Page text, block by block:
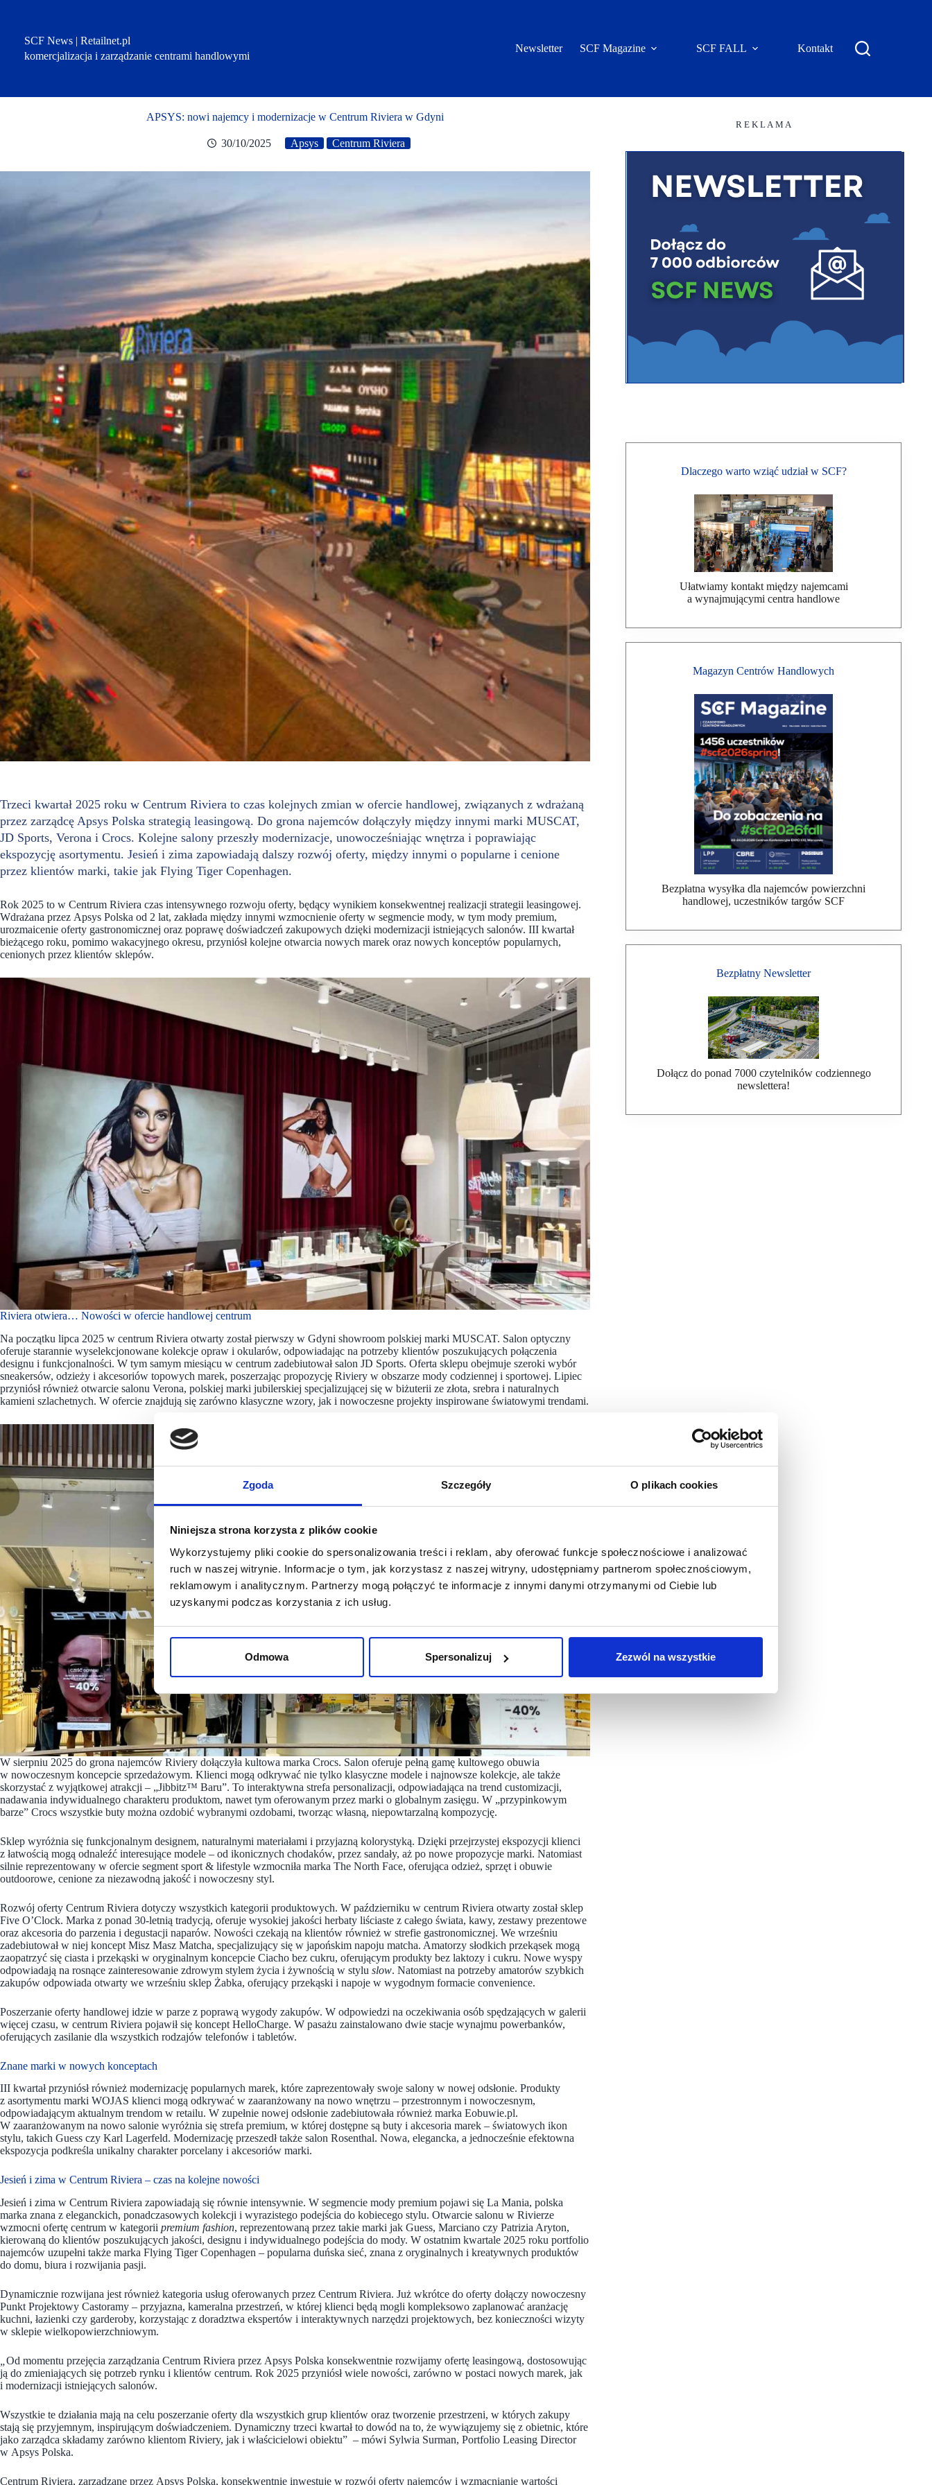
Zgoda Szczegóły O plikach cookies
Niniejsza strona korzysta z plików cookie
Wykorzystujemy pliki cookie do spersonalizowania treści i reklam, aby oferować funkcje społecznościowe i analizować
ruch w naszej witrynie. Informacje o tym, jak korzystasz z naszej witryny, udostępniamy partnerom społecznościowym,
reklamowym i analitycznym. Partnerzy mogą połączyć te informacje z innymi danymi otrzymanymi od Ciebie lub
uzyskanymi podczas korzystania z ich usług.
Odmowa Spersonalizuj Zezwól na wszystkie
SCF News | Retailnet.pl
komercjalizacja i zarządzanie centrami handlowymi
Newsletter SCF Magazine SCF FALL Kontakt
APSYS: nowi najemcy i modernizacje w Centrum Riviera w Gdyni
30/10/2025 Apsys Centrum Riviera
Trzeci kwartał 2025 roku w Centrum Riviera to czas kolejnych zmian w ofercie handlowej, związanych z wdrażaną
przez zarządcę Apsys Polska strategią leasingową. Do grona najemców dołączyły między innymi marki MUSCAT,
JD Sports, Verona i Crocs. Kolejne salony przeszły modernizacje, unowocześniając wnętrza i poprawiając
ekspozycję asortymentu. Jesień i zima zapowiadają dalszy rozwój oferty, między innymi o popularne i cenione
przez klientów marki, takie jak Flying Tiger Copenhagen.
Rok 2025 to w Centrum Riviera czas intensywnego rozwoju oferty, będący wynikiem konsekwentnej realizacji strategii leasingowej.
Wdrażana przez Apsys Polska od 2 lat, zakłada między innymi wzmocnienie oferty w segmencie mody, w tym mody premium,
urozmaicenie oferty gastronomicznej oraz poprawę doświadczeń zakupowych dzięki modernizacji istniejących salonów. III kwartał
bieżącego roku, pomimo wakacyjnego okresu, przyniósł kolejne otwarcia nowych marek oraz nowych konceptów popularnych,
cenionych przez klientów sklepów.
Riviera otwiera… Nowości w ofercie handlowej centrum
Na początku lipca 2025 w centrum Riviera otwarty został pierwszy w Gdyni showroom polskiej marki MUSCAT. Salon optyczny
oferuje starannie wyselekcjonowane kolekcje opraw i okularów, odpowiadając na potrzeby klientów poszukujących połączenia
designu i funkcjonalności. W tym samym miesiącu w centrum zadebiutował salon JD Sports. Oferta sklepu obejmuje szeroki wybór
sneakersów, odzieży i akcesoriów topowych marek, poszerzając propozycję Riviery w obszarze mody codziennej i sportowej. Lipiec
przyniósł również otwarcie salonu Verona, polskiej marki jubilerskiej specjalizującej się w biżuterii ze złota, srebra i naturalnych
kamieni szlachetnych. W ofercie znajdują się zarówno klasyczne wzory, jak i nowoczesne projekty inspirowane światowymi trendami.
W sierpniu 2025 do grona najemców Riviery dołączyła kultowa marka Crocs. Salon oferuje pełną gamę kultowego obuwia
w nowoczesnym koncepcie sprzedażowym. Klienci mogą odkrywać nie tylko klasyczne modele i najnowsze kolekcje, ale także
skorzystać z wyjątkowej atrakcji – „Jibbitz™ Baru”. To interaktywna strefa personalizacji, odpowiadająca na trend customizacji,
nadawania indywidualnego charakteru produktom, nawet tym oferowanym przez marki o globalnym zasięgu. W „przypinkowym
barze” Crocs wszystkie buty można ozdobić wybranymi ozdobami, tworząc własną, niepowtarzalną kompozycję.
Sklep wyróżnia się funkcjonalnym designem, naturalnymi materiałami i przyjazną kolorystyką. Dzięki przejrzystej ekspozycji klienci
z łatwością mogą odnaleźć interesujące modele – od ikonicznych chodaków, przez sandały, aż po nowe propozycje marki. Natomiast
silnie reprezentowany w ofercie segment sport & lifestyle wzmocniła marka The North Face, oferująca odzież, sprzęt i obuwie
outdoorowe, cenione za niezawodną jakość i nowoczesny styl.
Rozwój oferty Centrum Riviera dotyczy wszystkich kategorii produktowych. W październiku w centrum Riviera otwarty został sklep
Five O’Clock. Marka z ponad 30-letnią tradycją, oferuje wysokiej jakości herbaty liściaste z całego świata, kawy, zestawy prezentowe
oraz akcesoria do parzenia i degustacji naparów. Nowości czekają na klientów również w strefie gastronomicznej. We wrześniu
zadebiutował w niej koncept Misz Masz Matcha, specjalizujący się w japońskim napoju matcha. Amatorzy słodkich przekąsek mogą
zaopatrzyć się ciasta i przekąski w oryginalnym koncepcie Ciacho bez cukru, oferującym produkty bez laktozy i cukru. Nowe wyspy
odpowiadają na rosnące zainteresowanie zdrowym stylem życia i żywnością w stylu slow. Natomiast na potrzeby amatorów szybkich
zakupów odpowiada otwarty we wrześniu sklep Żabka, oferujący przekąski i napoje w wygodnym formacie convenience.
Poszerzanie oferty handlowej idzie w parze z poprawą wygody zakupów. W odpowiedzi na oczekiwania osób spędzających w galerii
więcej czasu, w centrum Riviera pojawił się koncept HelloCharge. W pasażu zainstalowano dwie stacje wynajmu powerbanków,
oferujących zasilanie dla wszystkich rodzajów telefonów i tabletów.
Znane marki w nowych konceptach
III kwartał przyniósł również modernizację popularnych marek, które zaprezentowały swoje salony w nowej odsłonie. Produkty
z asortymentu marki WOJAS klienci mogą odkrywać w zaaranżowany na nowo wnętrzu – przestronnym i nowoczesnym,
odpowiadającym aktualnym trendom w retailu. W zupełnie nowej odsłonie zadebiutowała również marka Eobuwie.pl.
W zaaranżowanym na nowo salonie wyróżnia się strefa premium, w której dostępne są buty i akcesoria marek – światowych ikon
stylu, takich Guess czy Karl Lagerfeld. Modernizację przeszedł także salon Rosenthal. Nowa, elegancka, a jednocześnie efektowna
ekspozycja podkreśla unikalny charakter porcelany i akcesoriów marki.
Jesień i zima w Centrum Riviera – czas na kolejne nowości
Jesień i zima w Centrum Riviera zapowiadają się równie intensywnie. W segmencie mody premium pojawi się La Mania, polska
marka znana z eleganckich, ponadczasowych kolekcji i wyrazistego podejścia do kobiecego stylu. Otwarcie salonu w Rivierze
wzmocni ofertę centrum w kategorii premium fashion, reprezentowaną przez takie marki jak Guess, Marciano czy Patrizia Aryton,
kierowaną do klientów poszukujących jakości, designu i indywidualnego podejścia do mody. W ostatnim kwartale 2025 roku portfolio
najemców uzupełni także marka Flying Tiger Copenhagen – popularna duńska sieć, znana z oryginalnych i kreatywnych produktów
do domu, biura i rozwijania pasji.
Dynamicznie rozwijana jest również kategoria usług oferowanych przez Centrum Riviera. Już wkrótce do oferty dołączy nowoczesny
Punkt Projektowy Castoramy – przyjazna, kameralna przestrzeń, w której klienci będą mogli kompleksowo zaplanować aranżację
kuchni, łazienki czy garderoby, korzystając z doradztwa ekspertów i interaktywnych narzędzi projektowych, bez konieczności wizyty
w sklepie wielkopowierzchniowym.
Od momentu przejęcia zarządzania Centrum Riviera przez Apsys Polska konsekwentnie rozwijamy ofertę leasingową, dostosowując
ją do zmieniających się potrzeb rynku i klientów centrum. Rok 2025 przyniósł wiele nowości, zarówno w postaci nowych marek, jak
i modernizacji istniejących salonów.
Wszystkie te działania mają na celu poszerzanie oferty dla wszystkich grup klientów oraz tworzenie przestrzeni, w których zakupy
stają się przyjemnym, inspirującym doświadczeniem. Dynamiczny trzeci kwartał to dowód na to, że wywiązujemy się z obietnic, które
jako zarządca składamy zarówno klientom Riviery, jak i właścicielowi obiektu” – mówi Sylwia Surman, Portfolio Leasing Director
w Apsys Polska.
Centrum Riviera, zarządzane przez Apsys Polska, konsekwentnie inwestuje w rozwój oferty najemców i wzmacnianie wartości
R E K L A M A
Dlaczego warto wziąć udział w SCF?
Ułatwiamy kontakt między najemcami
a wynajmującymi centra handlowe
Magazyn Centrów Handlowych
Bezpłatna wysyłka dla najemców powierzchni
handlowej, uczestników targów SCF
Bezpłatny Newsletter
Dołącz do ponad 7000 czytelników codziennego
newslettera!